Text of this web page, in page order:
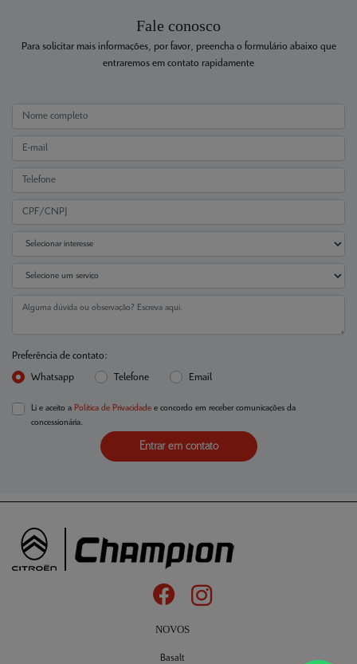
Fale conosco
Para solicitar mais informações, por favor, preencha o formulário abaixo que
entraremos em contato rapidamente
Preferência de contato:
Whatsapp
Telefone Email
Li e aceito a Política de Privacidade e concordo em receber comunicações da
concessionária.
Entrar em contato
NOVOS
Basalt